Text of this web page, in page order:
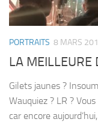
PORTRAITS 8 MARS
LA MEILLEURE
Gilets jaunes ?
Wauquiez ? LR ?
car encore